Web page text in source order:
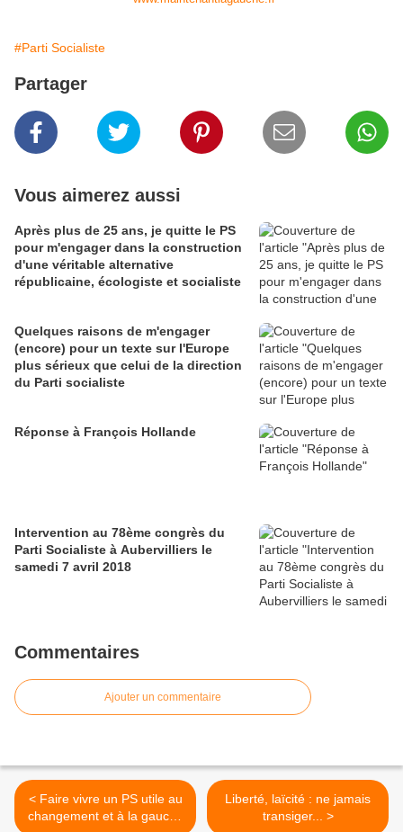
#Parti Socialiste
Partager
Vous aimerez aussi
Après plus de 25 ans, je quitte le PS
pour m'engager dans la construction
d'une véritable alternative
républicaine, écologiste et socialiste
Quelques raisons de m'engager
(encore) pour un texte sur l'Europe
plus sérieux que celui de la direction
du Parti socialiste
Réponse à François Hollande
Intervention au 78ème congrès du
Parti Socialiste à Aubervilliers le
samedi 7 avril 2018
Commentaires
Ajouter un commentaire
< Faire vivre un PS utile au
changement et à la gauche
Liberté, laïcité : ne jamais
transiger... >